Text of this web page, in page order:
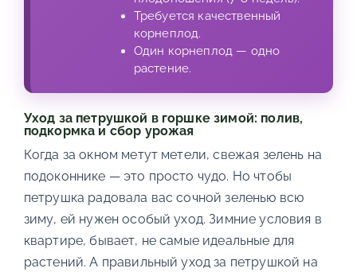
Требуется качественный
корнеплод.
Один корнеплод — одно
растение.
Уход за петрушкой в горшке зимой: полив,
подкормка и сбор урожая
Когда за окном метут метели, свежая зелень на
подоконнике — это просто чудо. Но чтобы
петрушка радовала вас сочной зеленью всю
зиму, ей нужен особый уход. Зимние условия в
квартире, бывает, не самые идеальные для
растений. А правильный уход за петрушкой на